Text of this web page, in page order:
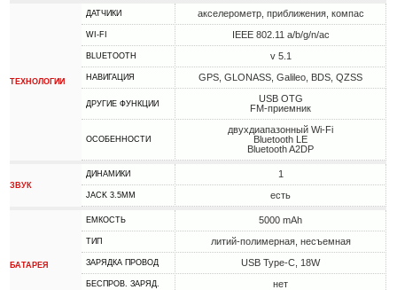
ТЕХНОЛОГИИ
ДАТЧИКИ акселерометр, приближения, компас
WI-FI IEEE 802.11 a/b/g/n/ac
BLUETOOTH v 5.1
НАВИГАЦИЯ GPS, GLONASS, Galileo, BDS, QZSS
ДРУГИЕ ФУНКЦИИ
USB OTG
FM-приемник
ОСОБЕННОСТИ
двухдиапазонный Wi-Fi
Bluetooth LE
Bluetooth A2DP
ЗВУК
ДИНАМИКИ 1
JACK 3.5MM есть
БАТАРЕЯ
ЕМКОСТЬ 5000 mAh
ТИП литий-полимерная, несъемная
ЗАРЯДКА ПРОВОД USB Type-C, 18W
БЕСПРОВ. ЗАРЯД. нет